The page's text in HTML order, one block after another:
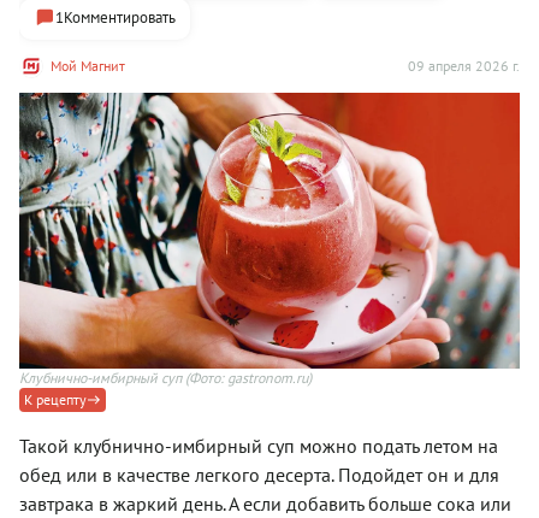
Мой Магнит 09 апреля 2026 г.
1Комментировать
Клубнично-имбирный суп(Фото: gastronom.ru)
К рецепту
Такой клубнично-имбирный суп можно подать летом на
обед или в качестве легкого десерта. Подойдет он и для
завтрака в жаркий день. А если добавить больше сока или